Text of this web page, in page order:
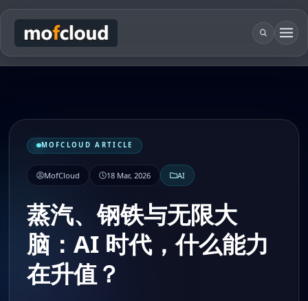
MOFCLOUD ARTICLE
MofCloud 18 Mar, 2026 AI
蒸汽、钢铁与无限大
脑：AI 时代，什么能力
在升值？